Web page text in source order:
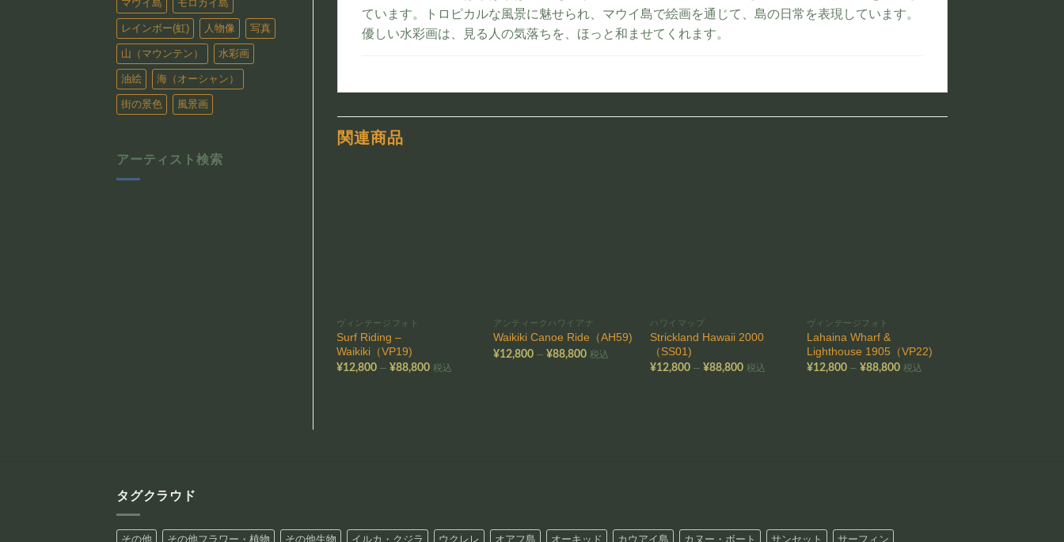
マウイ島 モロカイ島
レインボー(虹) 人物像 写真
山（マウンテン） 水彩画
油絵 海（オーシャン）
街の景色 風景画
アーティスト検索
ています。トロピカルな風景に魅せられ、マウイ島で絵画を通じて、島の日常を表現しています。
優しい水彩画は、見る人の気落ちを、ほっと和ませてくれます。
関連商品
ヴィンテージフォト
Surf Riding –
Waikiki（VP19)
¥12,800 –¥88,800価税込
アンティークハワイアナ
Waikiki Canoe Ride（AH59)
¥12,800 –¥88,800価税込
ハワイマップ
Strickland Hawaii 2000
（SS01)
¥12,800 –¥88,800価税込
ヴィンテージフォト
Lahaina Wharf &
Lighthouse 1905（VP22)
¥12,800 – ¥88,800価税込
タグクラウド
その他 その他フラワー・植物 その他生物 イルカ・クジラ ウクレレ オアフ島 オーキッド カウアイ島 カヌー・ボート サンセット サーフィン